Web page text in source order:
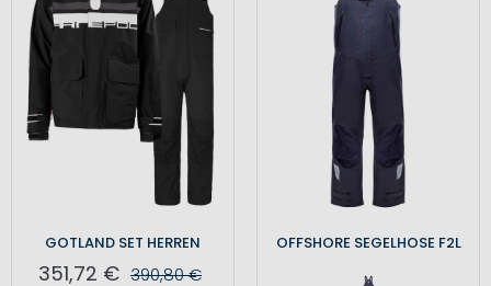
GOTLAND SET HERREN
351,72 € 390,80 €
OFFSHORE SEGELHOSE F2L